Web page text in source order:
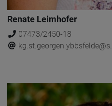
Renate Leimhofer
07473/2450-18
kg.st.georgen.ybbsfelde@s...